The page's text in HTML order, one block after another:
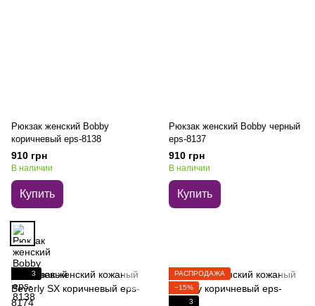
Рюкзак женский Bobby
коричневый eps-8138
910 грн
В наличии
Купить
Рюкзак женский Bobby черный
eps-8137
910 грн
В наличии
Купить
3
РАСПРОДАЖА
−15%
3